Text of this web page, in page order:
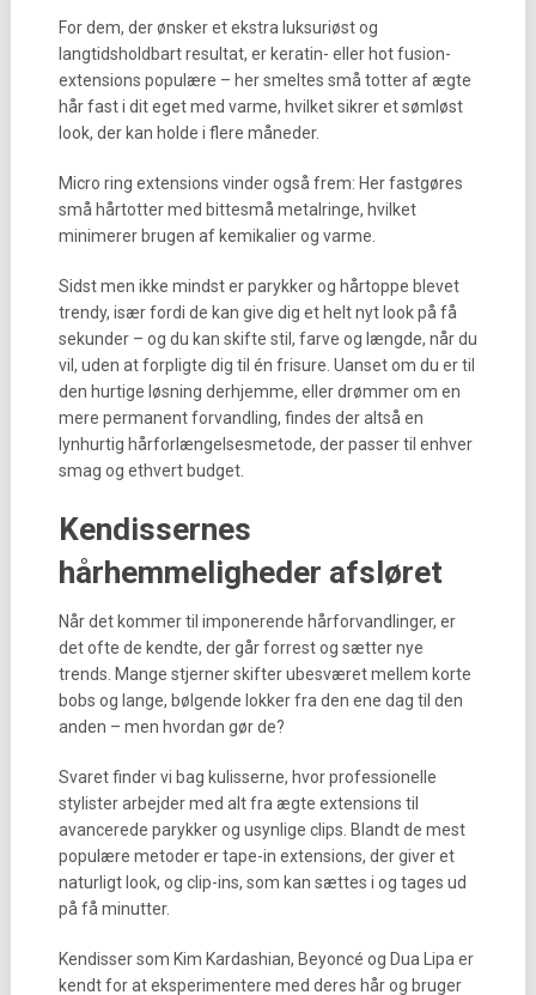
For dem, der ønsker et ekstra luksuriøst og
langtidsholdbart resultat, er keratin- eller hot fusion-
extensions populære – her smeltes små totter af ægte
hår fast i dit eget med varme, hvilket sikrer et sømløst
look, der kan holde i flere måneder.
Micro ring extensions vinder også frem: Her fastgøres
små hårtotter med bittesmå metalringe, hvilket
minimerer brugen af kemikalier og varme.
Sidst men ikke mindst er parykker og hårtoppe blevet
trendy, især fordi de kan give dig et helt nyt look på få
sekunder – og du kan skifte stil, farve og længde, når du
vil, uden at forpligte dig til én frisure. Uanset om du er til
den hurtige løsning derhjemme, eller drømmer om en
mere permanent forvandling, findes der altså en
lynhurtig hårforlængelsesmetode, der passer til enhver
smag og ethvert budget.
Kendissernes
hårhemmeligheder afsløret
Når det kommer til imponerende hårforvandlinger, er
det ofte de kendte, der går forrest og sætter nye
trends. Mange stjerner skifter ubesværet mellem korte
bobs og lange, bølgende lokker fra den ene dag til den
anden – men hvordan gør de?
Svaret finder vi bag kulisserne, hvor professionelle
stylister arbejder med alt fra ægte extensions til
avancerede parykker og usynlige clips. Blandt de mest
populære metoder er tape-in extensions, der giver et
naturligt look, og clip-ins, som kan sættes i og tages ud
på få minutter.
Kendisser som Kim Kardashian, Beyoncé og Dua Lipa er
kendt for at eksperimentere med deres hår og bruger